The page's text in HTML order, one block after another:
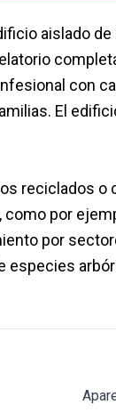
aislado
con
El
reciclados
por
por
especies